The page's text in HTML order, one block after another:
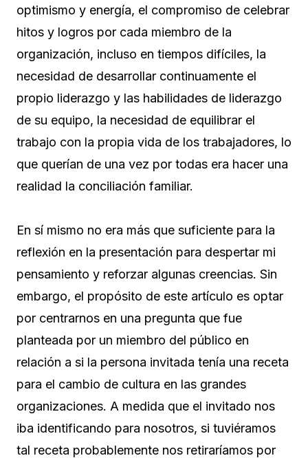
optimismo y energía, el compromiso de celebrar
hitos y logros por cada miembro de la
organización, incluso en tiempos difíciles, la
necesidad de desarrollar continuamente el
propio liderazgo y las habilidades de liderazgo
de su equipo, la necesidad de equilibrar el
trabajo con la propia vida de los trabajadores, lo
que querían de una vez por todas era hacer una
realidad la conciliación familiar.
En sí mismo no era más que suficiente para la
reflexión en la presentación para despertar mi
pensamiento y reforzar algunas creencias. Sin
embargo, el propósito de este artículo es optar
por centrarnos en una pregunta que fue
planteada por un miembro del público en
relación a si la persona invitada tenía una receta
para el cambio de cultura en las grandes
organizaciones. A medida que el invitado nos
iba identificando para nosotros, si tuviéramos
tal receta probablemente nos retiraríamos por